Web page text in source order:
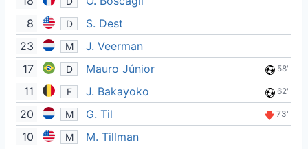
8
D
S. Dest
23
M
J. Veerman
17
D Mauro Júnior 58'
11 F J. Bakayoko 62'
20 M G. Til 73'
10 M
M. Tillman